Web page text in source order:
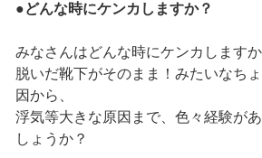
●どんな時にケンカしますか？
みなさんはどんな時にケンカしますか
脱いだ靴下がそのまま！みたいなち
因から、
浮気等大きな原因まで、色々経験が
しょうか？